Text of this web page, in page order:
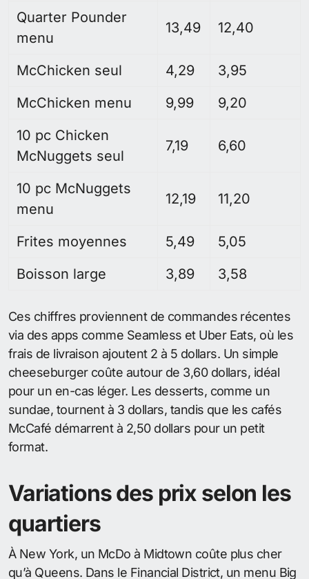
Quarter Pounder
menu
13,49 12,40
McChicken seul 4,29
3,95
McChicken menu
9,99
9,20
10 pc Chicken
McNuggets seul
7,19 6,60
10 pc McNuggets
menu
12,19 11,20
Frites moyennes 5,49
5,05
Boisson large
3,89 3,58
Ces chiffres proviennent de commandes récentes
via des apps comme Seamless et Uber Eats, où les
frais de livraison ajoutent 2 à 5 dollars. Un simple
cheeseburger coûte autour de 3,60 dollars, idéal
pour un en-cas léger. Les desserts, comme un
sundae, tournent à 3 dollars, tandis que les cafés
McCafé démarrent à 2,50 dollars pour un petit
format.
Variations des prix selon les
quartiers
À New York, un McDo à Midtown coûte plus cher
qu’à Queens. Dans le Financial District, un menu Big